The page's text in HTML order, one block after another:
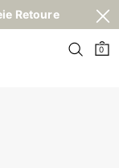
Retoure
0